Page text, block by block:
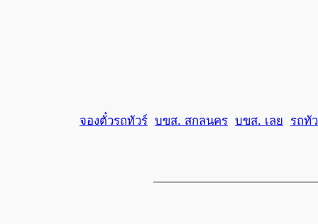
จองตั๋วรถทัวร์ บขส. สกลนคร บขส. เลย รถทั